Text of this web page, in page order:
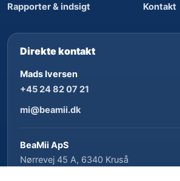
Rapporter & indsigt
Kontakt
Direkte kontakt
Mads Iversen
+45 24 82 07 21
mi@beamii.dk
BeaMii ApS
Nørrevej 45 A, 6340 Kruså